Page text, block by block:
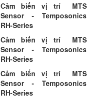
Cảm biến vị trí MTS
Sensor - Temposonics
RH-Series
Cảm biến vị trí MTS
Sensor - Temposonics
RH-Series
Cảm biến vị trí MTS
Sensor - Temposonics
RH-Series